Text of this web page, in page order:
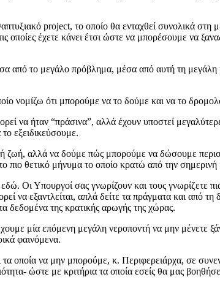
project, το οποίο θα ενταχθεί συνολικά στη
οποίες έχετε κάνει έτσι ώστε να μπορέσουμε να
από το μεγάλο πρόβλημα, μέσα από αυτή τη μεγάλη
νομίζω ότι μπορούμε να το δούμε και να το
να ήταν “πράσινα”, αλλά έχουν υποστεί
εξειδικεύσουμε.
ζωή, αλλά να δούμε πώς μπορούμε να δώσουμε
πιο θετικό μήνυμα το οποίο κρατώ από την
Οι Υπουργοί σας γνωρίζουν και τους γνωρίζετε
να εξαντλείται, απλά δείτε τα πράγματα και από
δεδομένα της κρατικής αρωγής της χώρας.
μία επόμενη μεγάλη νεροποντή να μην μένετε
φαινόμενα.
οποία να μην μπορούμε, κ. Περιφερειάρχα, σε
ώστε με κριτήρια τα οποία εσείς θα μας